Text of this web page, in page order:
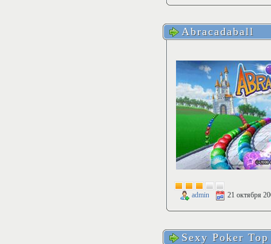
Abracadaball
admin 21 октября
Sexy Poker